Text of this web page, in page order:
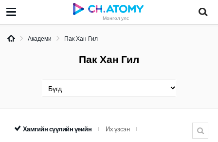
Монгол улс
Академи Пак Хан Гил
Пак Хан Гил
Хамгийн сүүлийн үеийн
Их үзсэн